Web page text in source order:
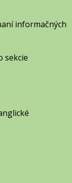
informačných
sekcie